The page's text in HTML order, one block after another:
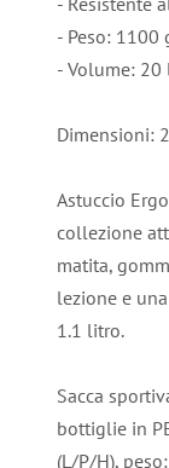
- Peso: 1100
- Volume: 20
Dimensioni:
Astuccio
collezione
matita,
lezione e
1.1 litro.
Sacca
bottiglie in
(L/P/H),